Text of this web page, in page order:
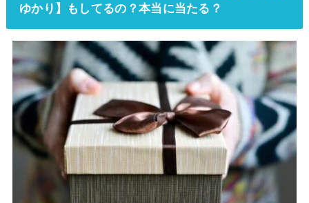
ゆかり】もしてるの？本当に当たる？